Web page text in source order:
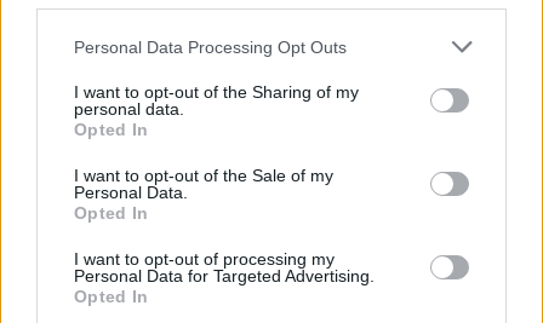
Personal Data Processing Opt Outs
I want to opt-out of the Sharing of my
personal data.
Opted In
I want to opt-out of the Sale of my
Personal Data.
Opted In
I want to opt-out of processing my
Personal Data for Targeted Advertising.
Opted In
διευκρίνισε ότι, λόγω του ελληνικού μοντέλου στήριξης
των φωτοβολταϊκών, η εμπροσθοβαρής ενίσχυση δεν
μπορεί να υπολογιστεί με βάση την εγκατεστημένη ισχύ,
Τα επόμενα βήματα
Κατά τη διάρκεια της συνάντησης συμφωνήθηκαν τρεις
βασικές κατευθύνσεις: